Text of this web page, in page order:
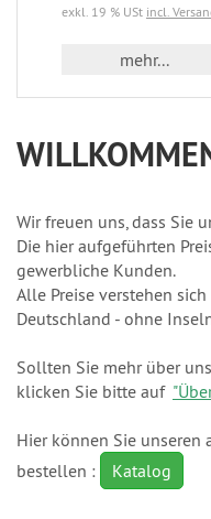
exkl. 19 % USt incl.
mehr...
Wir freuen uns, dass Sie
Die hier aufgeführten
gewerbliche Kunden.
Alle Preise verstehen
Deutschland - ohne
Sollten Sie mehr über
klicken Sie bitte auf
Hier können Sie
bestellen :
Katalog